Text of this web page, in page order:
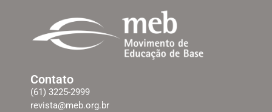
Contato
(61) 3225-2999
revista@meb.org.br